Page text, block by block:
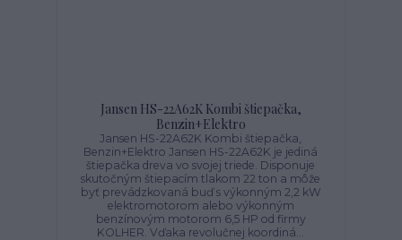
Jansen HS-22A62K Kombi štiepačka,
Benzin+Elektro
Jansen HS-22A62K Kombi štiepačka,
Benzin+Elektro Jansen HS-22A62K je jediná
štiepačka dreva vo svojej triede. Disponuje
skutočným štiepacím tlakom 22 ton a môže
byť prevádzkovaná buď s výkonným 2,2 kW
elektromotorom alebo výkonným
benzínovým motorom 6,5 HP od firmy
KOLHER. Vďaka revolučnej koordiná...